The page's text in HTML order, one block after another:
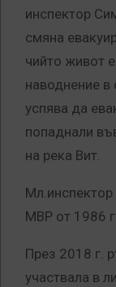
инспектор
смяна
чийто живот
наводнение
успява да
попаднали
на река Вит.
МВР от 1986
През 2018 г.
участвала в